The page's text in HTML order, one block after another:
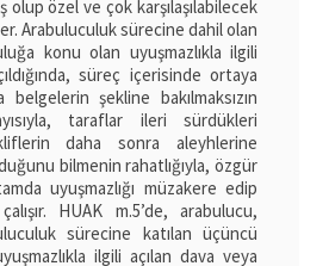
olup özel ve çok karşılaşılabilecek
Arabuluculuk sürecine dahil olan
konu olan uyuşmazlıkla ilgili
süreç içerisinde ortaya
şekline bakılmaksızın
taraflar ileri sürdükleri
daha sonra aleyhlerine
bilmenin rahatlığıyla, özgür
uyuşmazlığı müzakere edip
HUAK m.5’de, arabulucu,
sürecine katılan üçüncü
ilgili açılan dava veya